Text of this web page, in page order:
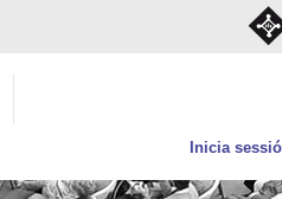
Inicia sessió